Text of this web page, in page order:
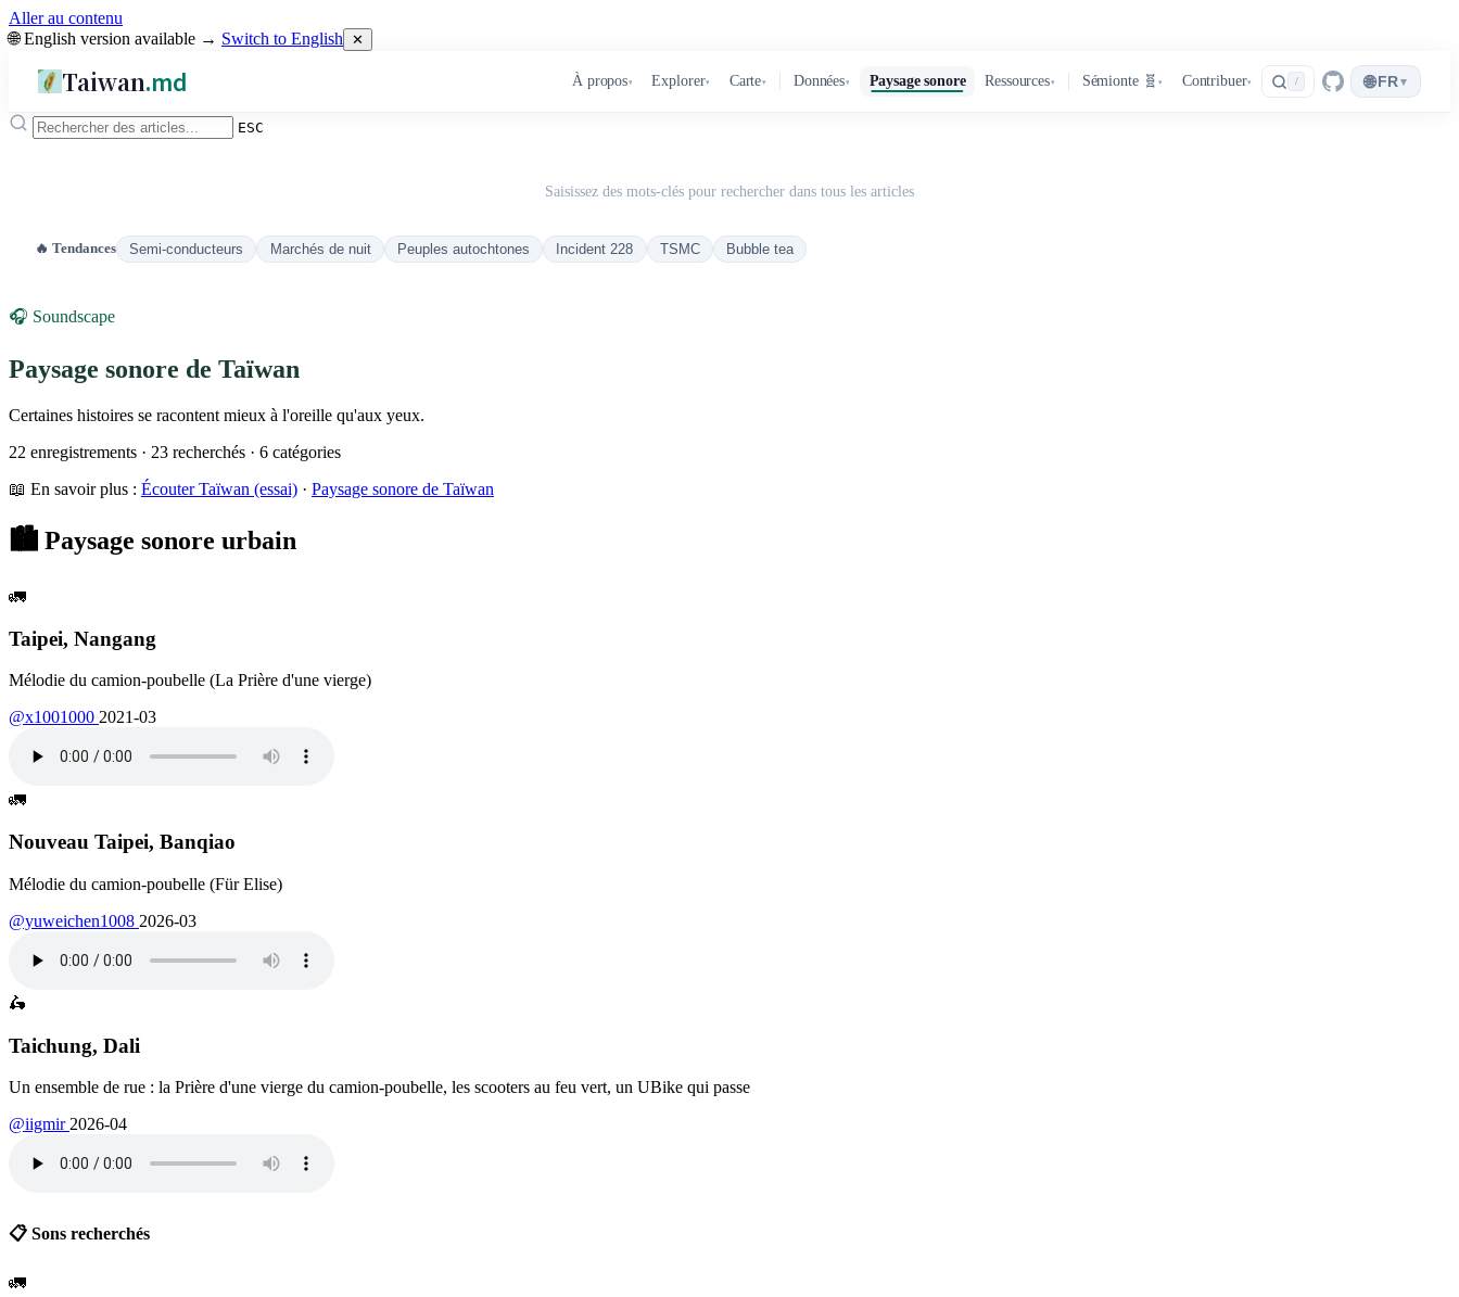
Aller au contenu
🌐 English version available → Switch to English ✕
Taiwan.md À propos▾ Explorer▾ Carte▾ Données▾ Paysage sonore Ressources▾ Sémionte 🧬 ▾ Contribuer▾ / 🌐FR ▾
ESC
Saisissez des mots-clés pour rechercher dans tous les articles
🔥 Tendances Semi-conducteurs Marchés de nuit Peuples autochtones Incident 228 TSMC Bubble tea
🎧 Soundscape
Paysage sonore de Taïwan
Certaines histoires se racontent mieux à l'oreille qu'aux yeux.
22 enregistrements · 23 recherchés · 6 catégories
📖 En savoir plus : Écouter Taïwan (essai) · Paysage sonore de Taïwan
🏙️ Paysage sonore urbain
🚛
Taipei, Nangang
Mélodie du camion-poubelle (La Prière d'une vierge)
@x1001000 2021-03
🚛
Nouveau Taipei, Banqiao
Mélodie du camion-poubelle (Für Elise)
@yuweichen1008 2026-03
🛵
Taichung, Dali
Un ensemble de rue : la Prière d'une vierge du camion-poubelle, les scooters au feu vert, un UBike qui passe
@iigmir 2026-04
📋 Sons recherchés
🚛